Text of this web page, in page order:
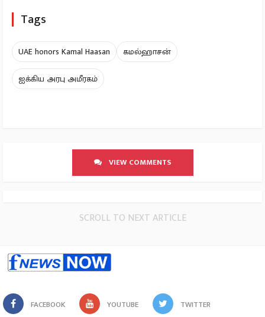
Tags
UAE honors Kamal Haasan
கமல்ஹாசன்
ஐக்கிய அரபு அமீரகம்
VIEW COMMENTS
SCROLL TO NEXT ARTICLE
FACEBOOK YOUTUBE TWITTER